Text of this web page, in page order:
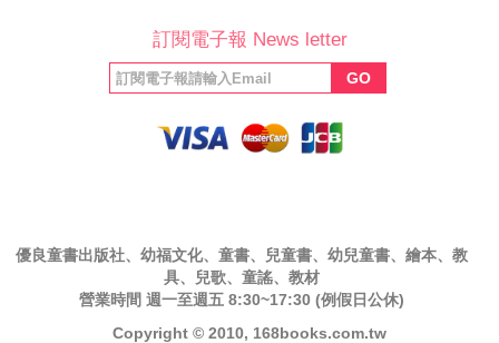
福利協會
絲專頁
訂閱電子報 News letter
GO
優良童書出版社、幼福文化、童書、兒童書、幼兒童書、繪本、教
具、兒歌、童謠、教材
營業時間 週一至週五 8:30~17:30 (例假日公休)
Copyright © 2010, 168books.com.tw